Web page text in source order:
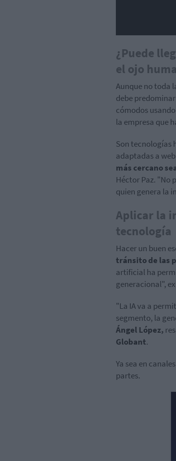
¿Puede
el ojo
Aunque no toda
debe
cómodos
la empresa que
Son tecnologías
adaptadas a
más cercano
Héctor Paz. "No
quien genera la
Aplicar la
tecnología
Hacer un buen
tránsito de las
artificial ha
generacional",
"La IA va a
segmento, la
Ángel López,
Globant.
Ya sea en
partes.